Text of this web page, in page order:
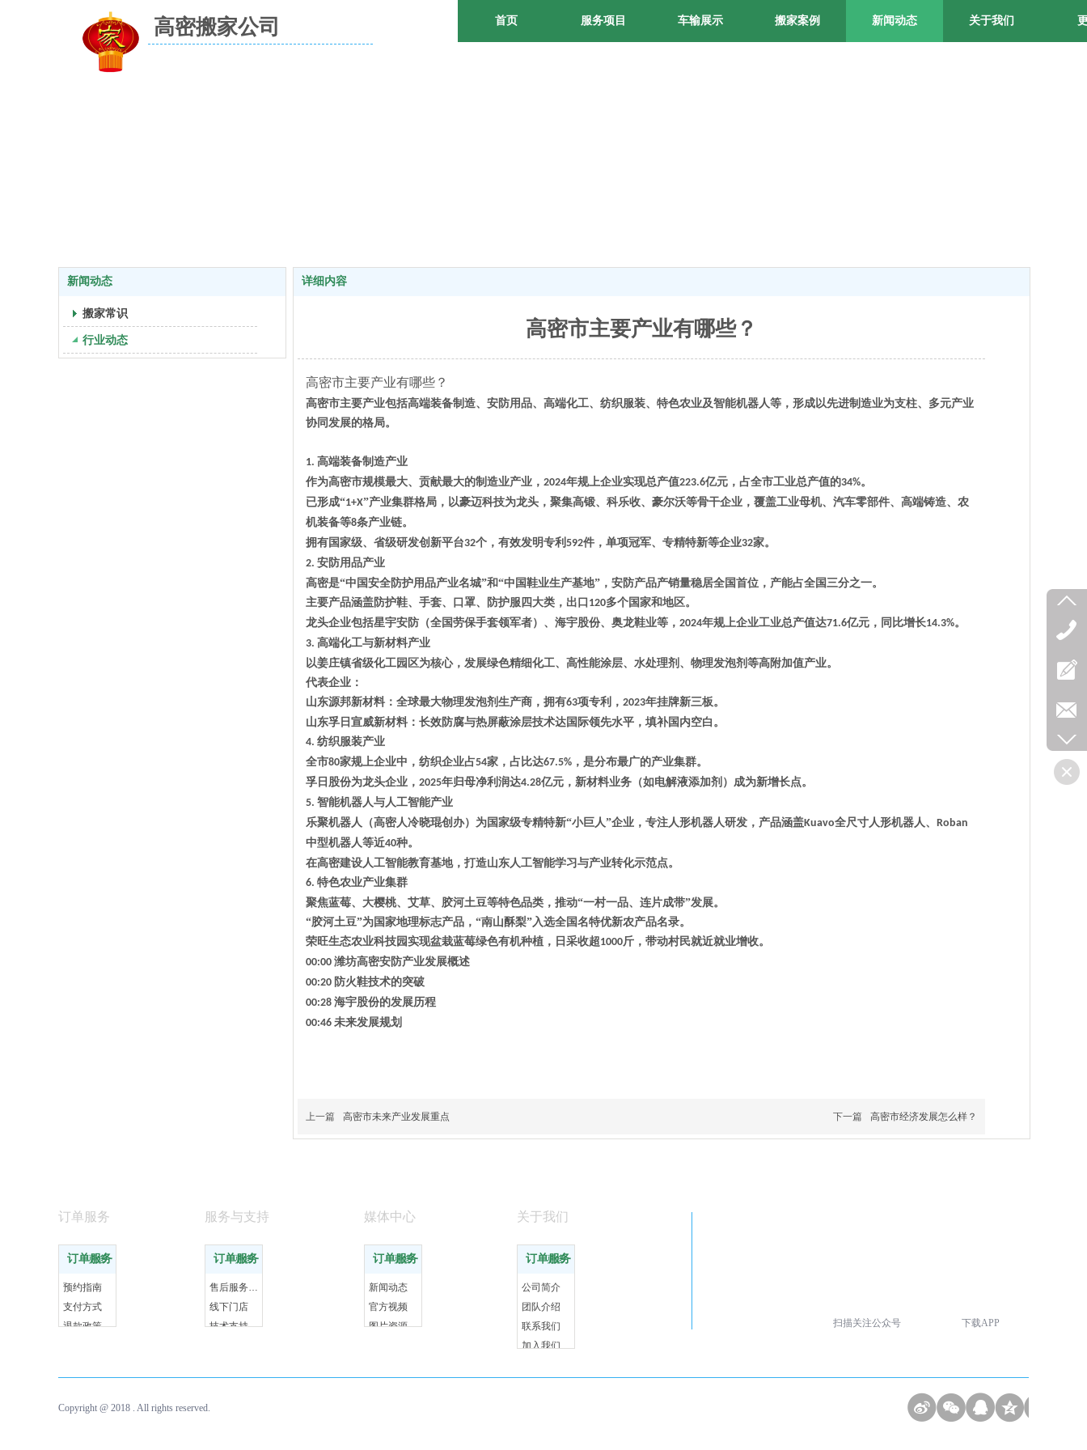
高密搬家公司 首页 服务项目 车输展示 搬家案例 新闻动态 关于我们
新闻动态
搬家常识
行业动态
详细内容
高密市主要产业有哪些？
高密市主要产业有哪些？
高密市主要产业包括高端装备制造、安防用品、高端化工、纺织服装、特色农业及智能机器人等 ‌，形成以先进制造业为支柱、多元产业
协同发展的格局。
1. ‌高端装备制造产业‌
作为高密市‌规模最大、贡献最大‌的制造业产业， 2024年规上企业实现总产值‌223.6亿元‌，占全市工业总产值的34%。
已形成“1+X”产业集群格局，以‌豪迈科技‌为龙头，聚集高锻、科乐收、豪尔沃等骨干企业，覆盖工业母机、汽车零部件、高端铸造、农
机装备等8条产业链。
拥有国家级、省级研发创新平台32个，有效发明专利 592件，单项冠军、专精特新等企业32家。
2. ‌安防用品产业‌
高密是“‌中国安全防护用品产业名城‌”和“‌中国鞋业生产基地‌”，安防产品产销量稳居全国首位，产能占全国三分之一。
主要产品涵盖防护鞋、手套、口罩、防护服四大类，出口 120多个国家和地区。
龙头企业包括‌星宇安防‌（全国劳保手套领军者）、‌海宇股份‌、‌奥龙鞋业‌等， 2024年规上企业工业总产值达‌71.6亿元‌，同比增长14.3%。
3. ‌高端化工与新材料产业‌
以姜庄镇省级化工园区为核心，发展绿色精细化工、高性能涂层、水处理剂、物理发泡剂等高附加值产业。
代表企业：
山东源邦新材料 ‌：全球最大物理发泡剂生产商，拥有63项专利， 2023年挂牌新三板。
山东孚日宣威新材料 ‌：长效防腐与热屏蔽涂层技术达国际领先水平，填补国内空白。
4. ‌纺织服装产业‌
全市80家规上企业中，纺织企业占54家，占比达67.5% ，是分布最广的产业集群。
孚日股份‌为龙头企业， 2025年归母净利润达‌4.28亿元‌，新材料业务（如电解液添加剂）成为新增长点。
5. ‌智能机器人与人工智能产业‌
乐聚机器人 ‌（高密人冷晓琨创办）为国家级专精特新“小巨人”企业，专注人形机器人研发，产品涵盖Kuavo全尺寸人形机器人、 Roban
中型机器人等近40种。
在高密建设人工智能教育基地，打造山东人工智能学习与产业转化示范点。
6. ‌特色农业产业集群‌
聚焦蓝莓、大樱桃、艾草、胶河土豆等特色品类，推动“一村一品、连片成带”发展。
“胶河土豆”为国家地理标志产品，“南山酥梨”入选全国名特优新农产品名录。
荣旺生态农业科技园实现盆栽蓝莓绿色有机种植，日采收超1000斤，带动村民就近就业增收。
00:00 潍坊高密安防产业发展概述
00:20 防火鞋技术的突破
00:28 海宇股份的发展历程
00:46 未来发展规划
上一篇 高密市未来产业发展重点 下一篇 高密市经济发展怎么样？
订单服务
更多
预约指南
支付方式
退款政策
订单服务
更多
售后服务政策
线下门店
技术支持
订单服务
更多
新闻动态
官方视频
图片资源
订单服务
更多
公司简介
团队介绍
联系我们
加入我们
订单服务 服务与支持 媒体中心 关于我们
Copyright @ 2018 . All rights reserved.
扫描关注公众号 下载APP